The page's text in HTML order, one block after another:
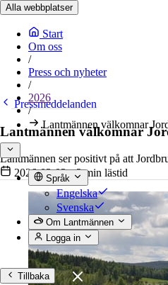
Alla webbplatser
Start
Om oss
/
Press och nyheter
/
2026
/
Lantmännen välkomnar
Språk
Engelska
Svenska
Om Lantmännen
Logga in
Tillbaka
Pressmeddelanden
Lantmännen välkomnar
Lantmännen ser positivt på att
2026-03-03• 2 min lästid